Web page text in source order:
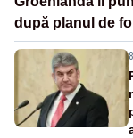
după planul de